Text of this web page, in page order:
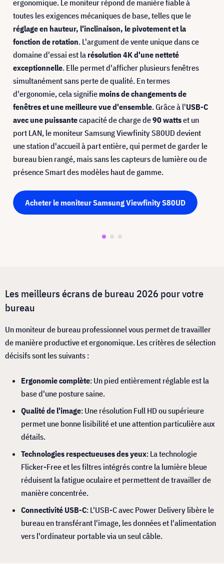
ergonomique. Le moniteur répond de manière fiable à
toutes les exigences mécaniques de base, telles que le
réglage en hauteur, l'inclinaison, le pivotement et la
fonction de rotation. L'argument de vente unique dans ce
domaine d'essai est la résolution 4K d'une netteté
exceptionnelle. Elle permet d'afficher plusieurs fenêtres
simultanément sans perte de qualité. En termes
d'ergonomie, cela signifie moins de changements de
fenêtres et une meilleure vue d'ensemble. Grâce à l'USB-C
avec une puissantecapacité de charge de90 wattset un
port LAN, le moniteur Samsung Viewfinity S80UD devient
une station d'accueil à part entière, qui permet de garder le
bureau bien rangé, mais sans les capteurs de lumière ou de
présence Smart des modèles haut de gamme.
Acheter le moniteur Samsung Viewfinity S80UD
Les meilleurs écrans de bureau 2026 pour votre
bureau
Un moniteur de bureau professionnel vous permet de travailler
de manière productive et ergonomique. Les critères de sélection
décisifs sont les suivants :
Ergonomie complète: Un pied entièrement réglable est la
base d'une posture saine.
Qualité de l'image: Une résolution Full HD ou supérieure
permet une bonne lisibilité et une attention particulière aux
détails.
Technologies respectueuses des yeux: La technologie
Flicker-Free et les filtres intégrés contre la lumière bleue
réduisent la fatigue oculaire et permettent de travailler de
manière concentrée.
Connectivité USB-C: L'USB-C avec Power Delivery libère le
bureau en transférant l'image, les données et l'alimentation
vers l'ordinateur portable via un seul câble.